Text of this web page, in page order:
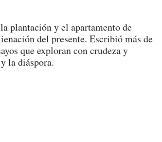
plantación y el apartamento de
del presente. Escribió más de
que exploran con crudeza y
la diáspora.